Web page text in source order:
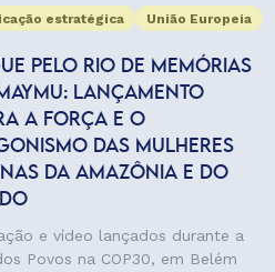
estratégica União Europeia
PELO RIO DE MEMÓRIAS
LANÇAMENTO
A FORÇA E O
DAS MULHERES
DA AMAZÔNIA E DO
e vídeo lançados durante a
Povos na COP30, em Belém